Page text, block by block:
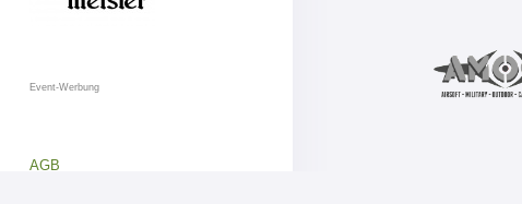
Event-Werbung
AGB